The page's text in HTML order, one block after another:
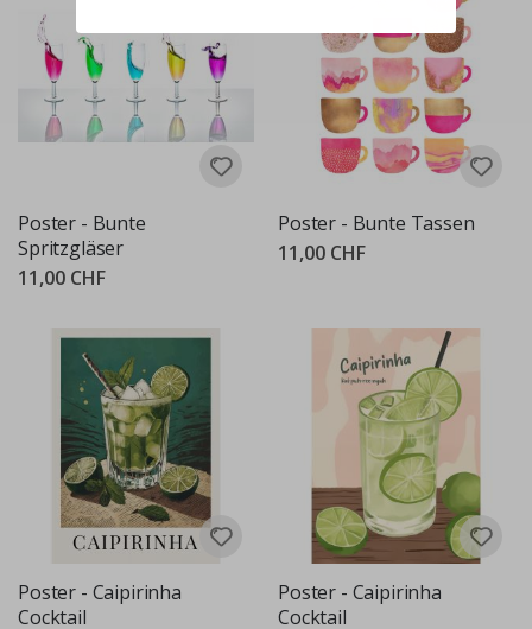
Poster - Bunte
Spritzgläser
11,00 CHF
Poster - Bunte Tassen
11,00 CHF
Poster - Caipirinha
Cocktail
Poster - Caipirinha
Cocktail